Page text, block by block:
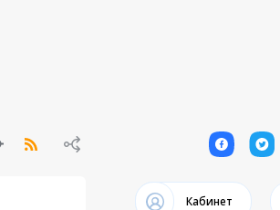
1 1
Кабинет